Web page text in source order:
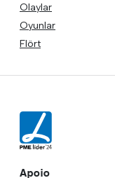
Olaylar
Oyunlar
Flört
Apoio